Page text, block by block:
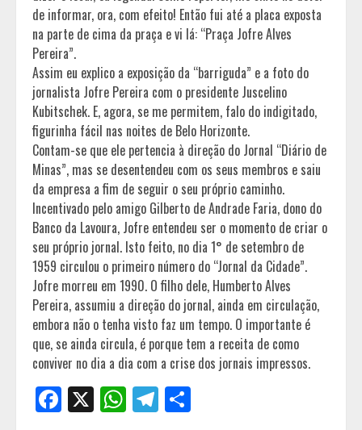
de informar, ora, com efeito! Então fui até a placa exposta
na parte de cima da praça e vi lá: “Praça Jofre Alves
Pereira”.
Assim eu explico a exposição da “barriguda” e a foto do
jornalista Jofre Pereira com o presidente Juscelino
Kubitschek. E, agora, se me permitem, falo do indigitado,
figurinha fácil nas noites de Belo Horizonte.
Contam-se que ele pertencia à direção do Jornal “Diário de
Minas”, mas se desentendeu com os seus membros e saiu
da empresa a fim de seguir o seu próprio caminho.
Incentivado pelo amigo Gilberto de Andrade Faria, dono do
Banco da Lavoura, Jofre entendeu ser o momento de criar o
seu próprio jornal. Isto feito, no dia 1° de setembro de
1959 circulou o primeiro número do “Jornal da Cidade”.
Jofre morreu em 1990. O filho dele, Humberto Alves
Pereira, assumiu a direção do jornal, ainda em circulação,
embora não o tenha visto faz um tempo. O importante é
que, se ainda circula, é porque tem a receita de como
conviver no dia a dia com a crise dos jornais impressos.
Facebook
X WhatsApp
Telegram